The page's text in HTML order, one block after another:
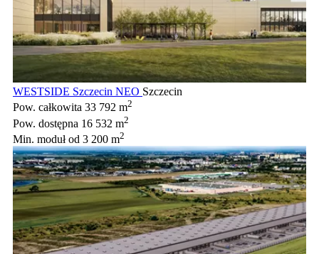
WESTSIDE Szczecin NEO Szczecin
Pow. całkowita 33 792 m2
Pow. dostępna 16 532 m2
Min. modułod 3 200 m2